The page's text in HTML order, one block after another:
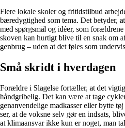
Flere lokale skoler og fritidstilbud
bæredygtighed som tema. Det betyder,
med spørgsmål og idéer, som
skoven kan hurtigt blive til en snak om
genbrug – uden at det føles som
Små skridt i hverdagen
Forældre i Slagelse fortæller, at det
håndgribelig. Det kan være at tage
genanvendelige madkasser eller bytte
ser, at de voksne selv gør en indsats,
at klimaansvar ikke kun er noget, man